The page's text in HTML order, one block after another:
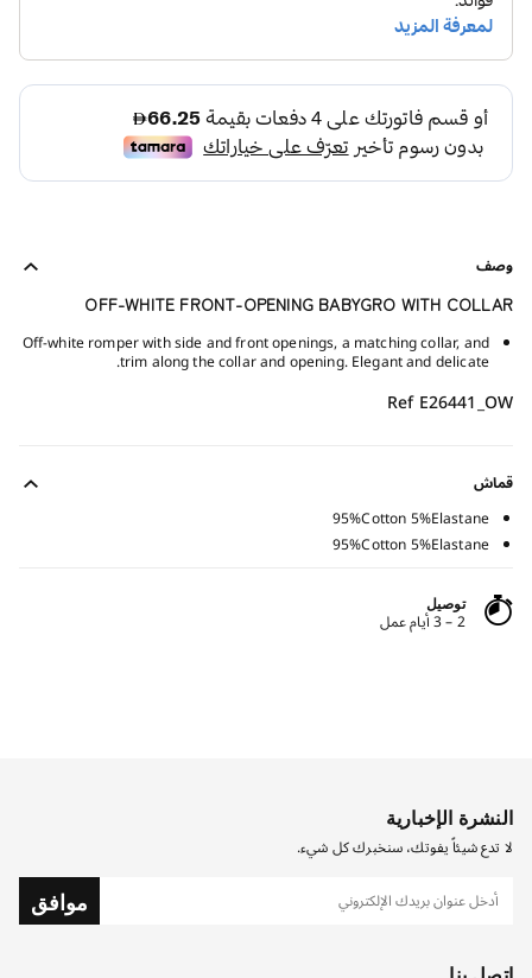
وصف
OFF-WHITE FRONT-OPENING BABYGRO WITH COLLAR
Off-white romper with side and front openings, a matching collar, and
trim along the collar and opening. Elegant and delicate.
Ref E26441_OW
قماش
95%Cotton 5%Elastane
95%Cotton 5%Elastane
توصيل
2 – 3 أيام عمل
النشرة الإخبارية
لا تدع شيئاً يفوتك، سنخبرك كل شيء.
موافق